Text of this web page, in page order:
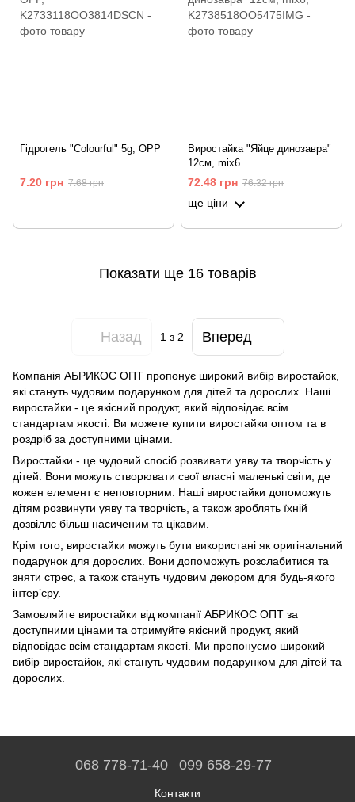
Гідрогель "Colourful" 5g, OPP
7.20 грн 7.68 грн
Виростайка "Яйце динозавра"
12см, mix6
72.48 грн 76.32 грн
ще ціни
Показати ще 16 товарів
Назад 1з 2 Вперед
Компанія АБРИКОС ОПТ пропонує широкий вибір виростайок,
які стануть чудовим подарунком для дітей та дорослих. Наші
виростайки - це якісний продукт, який відповідає всім
стандартам якості. Ви можете купити виростайки оптом та в
роздріб за доступними цінами.
Виростайки - це чудовий спосіб розвивати уяву та творчість у
дітей. Вони можуть створювати свої власні маленькі світи, де
кожен елемент є неповторним. Наші виростайки допоможуть
дітям розвинути уяву та творчість, а також зроблять їхній
дозвіллє більш насиченим та цікавим.
Крім того, виростайки можуть бути використані як оригінальний
подарунок для дорослих. Вони допоможуть розслабитися та
зняти стрес, а також стануть чудовим декором для будь-якого
інтер’єру.
Замовляйте виростайки від компанії АБРИКОС ОПТ за
доступними цінами та отримуйте якісний продукт, який
відповідає всім стандартам якості. Ми пропонуємо широкий
вибір виростайок, які стануть чудовим подарунком для дітей та
дорослих.
068 778-71-40 099 658-29-77
Контакти